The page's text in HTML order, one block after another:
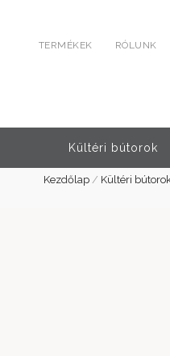
TERMÉKEK RÓLUNK
Kültéri bútorok
Kezdőlap/ Kültéri